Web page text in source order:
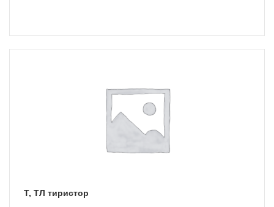
Т, ТЛ тиристор